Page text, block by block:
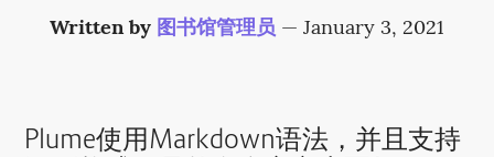
Written by 图书馆管理员 — January 3, 2021
Plume使用Markdown语法，并且支持